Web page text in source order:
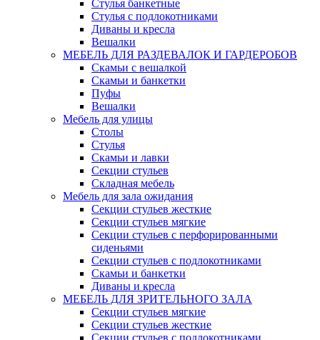
Стулья банкетные
Стулья с подлокотниками
Диваны и кресла
Вешалки
МЕБЕЛЬ ДЛЯ РАЗДЕВАЛОК И ГАРДЕРОБОВ
Скамьи с вешалкой
Скамьи и банкетки
Пуфы
Вешалки
Мебель для улицы
Столы
Стулья
Скамьи и лавки
Секции стульев
Складная мебель
Мебель для зала ожидания
Секции стульев жесткие
Секции стульев мягкие
Секции стульев с перфорированными
сиденьями
Секции стульев с подлокотниками
Скамьи и банкетки
Диваны и кресла
МЕБЕЛЬ ДЛЯ ЗРИТЕЛЬНОГО ЗАЛА
Секции стульев мягкие
Секции стульев жесткие
Секции стульев с подлокотниками